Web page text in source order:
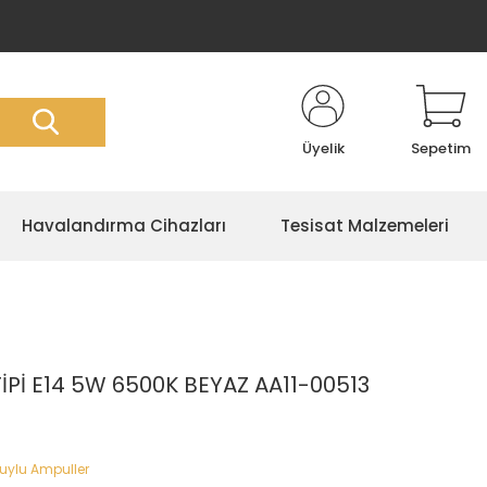
Üyelik Sepetim
Havalandırma Cihazları Tesisat Malzemeleri
E14 5W 6500K BEYAZ AA11-00513
Ampuller